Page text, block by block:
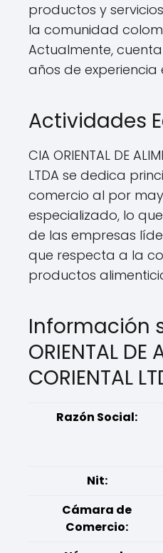
productos y
la comunidad
Actualmente,
años de experiencia
Actividades
CIA ORIENTAL DE
LTDA se dedica
comercio al por
especializado, lo
de las empresas
que respecta a la
productos
Información
ORIENTAL DE
CORIENTAL
Razón Social:
Nit:
Cámara de
Comercio: